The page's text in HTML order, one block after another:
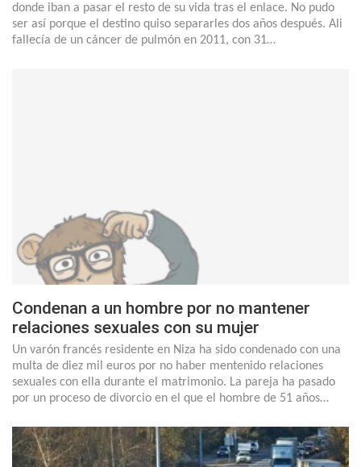
donde iban a pasar el resto de su vida tras el enlace. No pudo
ser así porque el destino quiso separarles dos años después. Ali
fallecía de un cáncer de pulmón en 2011, con 31…
Condenan a un hombre por no mantener
relaciones sexuales con su mujer
Un varón francés residente en Niza ha sido condenado con una
multa de diez mil euros por no haber mentenido relaciones
sexuales con ella durante el matrimonio. La pareja ha pasado
por un proceso de divorcio en el que el hombre de 51 años…